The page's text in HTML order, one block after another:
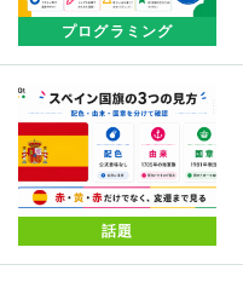
プログラミング
話題